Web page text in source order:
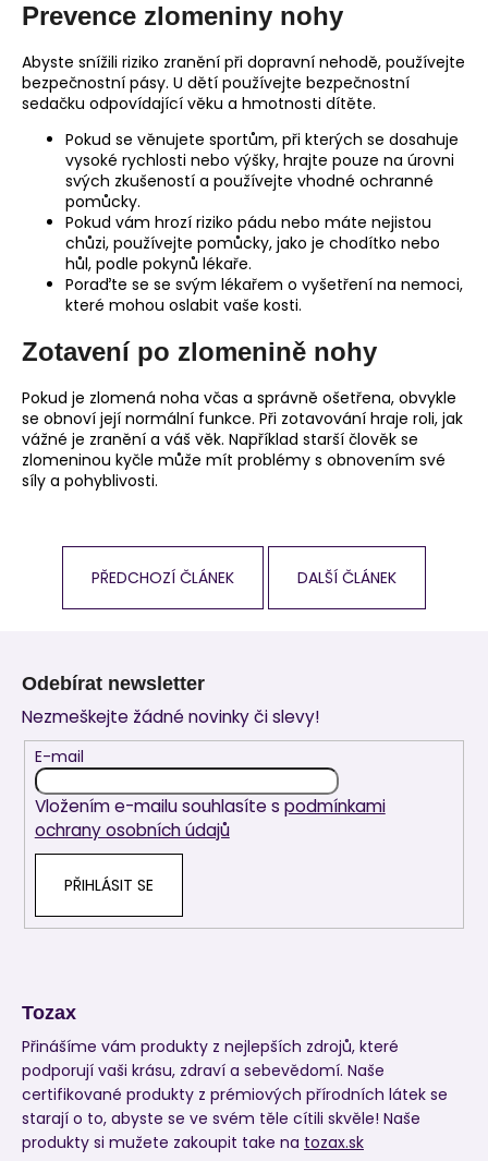
Prevence zlomeniny nohy
Abyste snížili riziko zranění při dopravní nehodě, používejte
bezpečnostní pásy. U dětí používejte bezpečnostní
sedačku odpovídající věku a hmotnosti dítěte.
Pokud se věnujete sportům, při kterých se dosahuje
vysoké rychlosti nebo výšky, hrajte pouze na úrovni
svých zkušeností a používejte vhodné ochranné
pomůcky.
Pokud vám hrozí riziko pádu nebo máte nejistou
chůzi, používejte pomůcky, jako je chodítko nebo
hůl, podle pokynů lékaře.
Poraďte se se svým lékařem o vyšetření na nemoci,
které mohou oslabit vaše kosti.
Zotavení po zlomenině nohy
Pokud je zlomená noha včas a správně ošetřena, obvykle
se obnoví její normální funkce. Při zotavování hraje roli, jak
vážné je zranění a váš věk. Například starší člověk se
zlomeninou kyčle může mít problémy s obnovením své
síly a pohyblivosti.
PŘEDCHOZÍ ČLÁNEK DALŠÍ ČLÁNEK
Odebírat newsletter
Nezmeškejte žádné novinky či slevy!
E-mail
Vložením e-mailu souhlasíte s podmínkami
ochrany osobních údajů
PŘIHLÁSIT SE
Tozax
Přinášíme vám produkty z nejlepších zdrojů, které
podporují vaši krásu, zdraví a sebevědomí. Naše
certifikované produkty z prémiových přírodních látek se
starají o to, abyste se ve svém těle cítili skvěle! Naše
produkty si mužete zakoupit take na tozax.sk